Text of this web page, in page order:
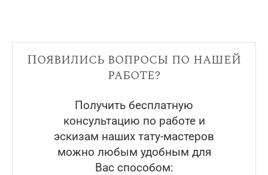
Появились вопросы по нашей
работе?
Получить бесплатную
консультацию по работе и
эскизам наших тату-мастеров
можно любым удобным для
Вас способом: